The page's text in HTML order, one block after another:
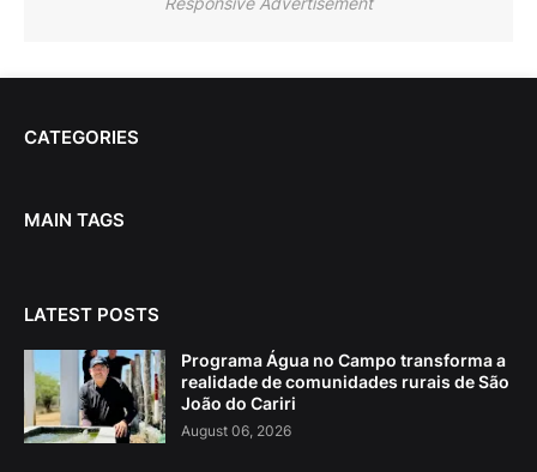
CATEGORIES
MAIN TAGS
LATEST POSTS
Programa Água no Campo transforma a
realidade de comunidades rurais de São
João do Cariri
August 06, 2026